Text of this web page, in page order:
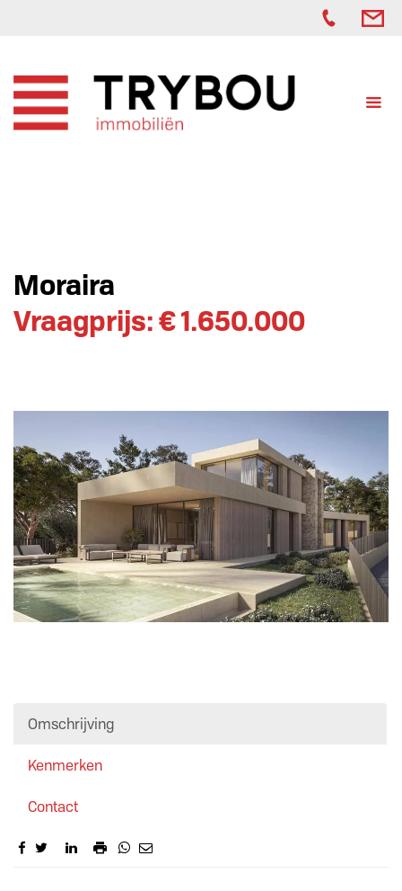
Moraira
Vraagprijs: € 1.650.000
Omschrijving
Kenmerken
Contact